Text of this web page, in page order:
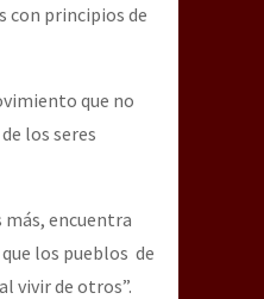
con principios de
que no
los seres
más, encuentra
los pueblos de
vivir de otros”.